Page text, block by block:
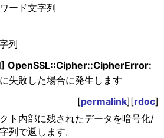
ード文字列
列
OpenSSL::Cipher::CipherError:
失敗した場合に発生します
[permalink][rdoc]
ト内部に残されたデータを暗号化/
列で返します。